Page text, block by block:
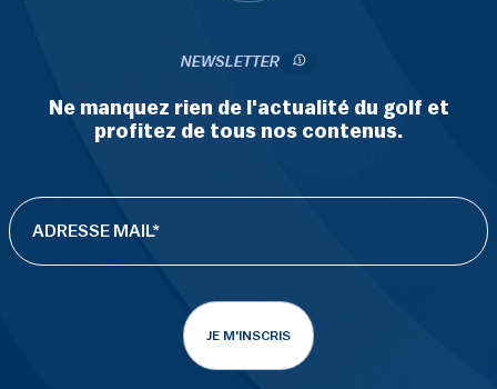
NEWSLETTER
Ne manquez rien de l'actualité du golf et
profitez de tous nos contenus.
JE M'INSCRIS